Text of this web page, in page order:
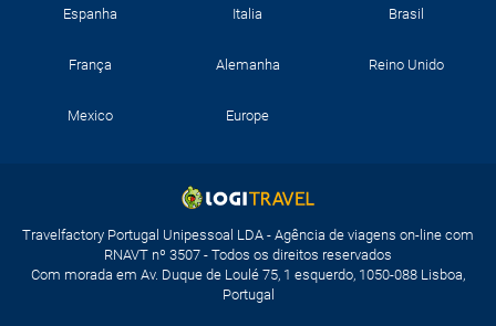
Espanha Italia Brasil
França Alemanha Reino Unido
Mexico Europe
Travelfactory Portugal Unipessoal LDA - Agência de viagens on-line com
RNAVT nº 3507 - Todos os direitos reservados
Com morada em Av. Duque de Loulé 75, 1 esquerdo, 1050-088 Lisboa,
Portugal